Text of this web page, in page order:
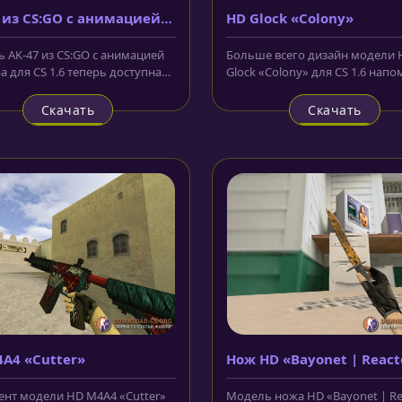
CS:GO с анимацией
47 из CS:GO с анимацией
для CS 1.6 теперь доступна
Скачать
HD Glock «Colony»
Больше всего дизайн модели
Glock «Colony» для CS 1.6
Скачать
«Cutter»
модели HD M4A4 «Cutter»
Нож HD «Bayonet |
Модель ножа HD «Bayonet |